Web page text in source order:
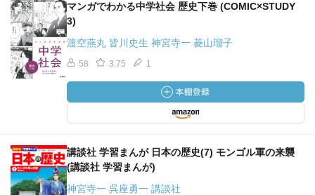
マンガでわかる中学社会 歴史下巻 (COMIC×STUDY
3)
渡空燕丸 皆川史生 神宮寺一 菱山瑠子
58 3.75 1
講談社 学習まんが 日本の歴史(7) モンゴル軍の来襲
(講談社 学習まんが)
神宮寺一 呉座勇一 講談社